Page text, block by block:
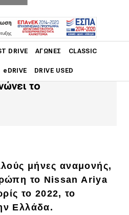
DRIVE ΑΓΏΝΕΣ CLASSIC
eDRIVE DRIVE USED
που δοκιμάσαμε,
με τη μεγάλη
το πρώτο ηλεκτρικό
μας λιγότερο
το
μήνες αναμονής,
το Nissan Ariya
το 2022, το
Ελλάδα.